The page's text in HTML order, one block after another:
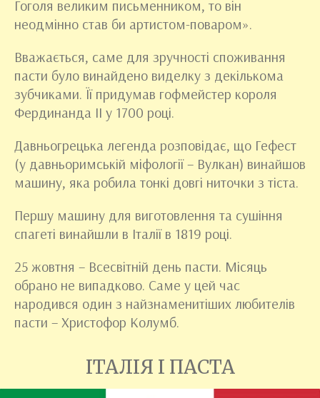
Гоголя великим письменником, то він
неодмінно став би артистом-поваром».
Вважається, саме для зручності споживання
пасти було винайдено виделку з декількома
зубчиками. Її придумав гофмейстер короля
Фердинанда ІІ у 1700 році.
Давньогрецька легенда розповідає, що Гефест
(у давньоримській міфології – Вулкан) винайшов
машину, яка робила тонкі довгі ниточки з тіста.
Першу машину для виготовлення та сушіння
спагеті винайшли в Італії в 1819 році.
25 жовтня – Всесвітній день пасти. Місяць
обрано не випадково. Саме у цей час
народився один з найзнаменитіших любителів
пасти – Христофор Колумб.
ІТАЛІЯ І ПАСТА